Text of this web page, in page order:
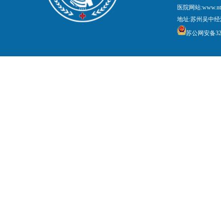
医院网站
地址:苏州吴中
苏公网安备